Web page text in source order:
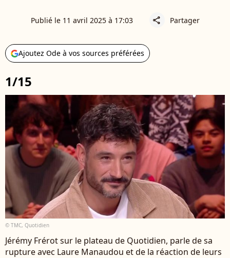
Publié le 11 avril 2025 à 17:03 share Partager
Ajoutez Ode à vos sources préférées
1/15
© TMC, Quotidien
Jérémy Frérot sur le plateau de Quotidien, parle de sa
rupture avec Laure Manaudou et de la réaction de leurs